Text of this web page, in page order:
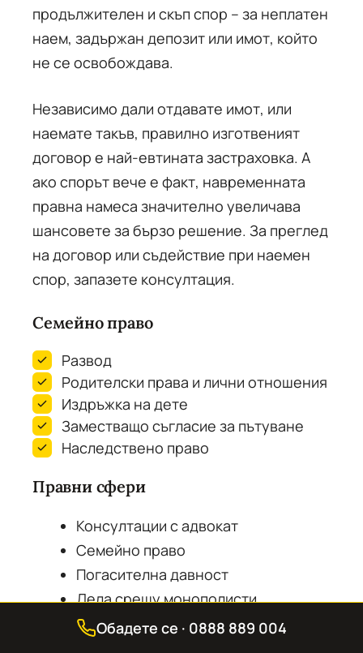
продължителен и скъп спор – за неплатен
наем, задържан депозит или имот, който
не се освобождава.
Независимо дали отдавате имот, или
наемате такъв, правилно изготвеният
договор е най-евтината застраховка. А
ако спорът вече е факт, навременната
правна намеса значително увеличава
шансовете за бързо решение. За преглед
на договор или съдействие при наемен
спор, запазете консултация.
Семейно право
Развод
Родителски права и лични отношения
Издръжка на дете
Заместващо съгласие за пътуване
Наследствено право
Правни сфери
Консултации с адвокат
Семейно право
Погасителна давност
Дела срещу монополисти
Дела срещу кредитори
Обадете се · 0888 889 004